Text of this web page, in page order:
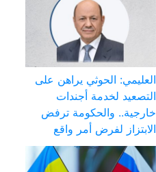
العليمي: الحوثي يراهن على
التصعيد لخدمة أجندات
خارجية.. والحكومة ترفض
الابتزاز لفرض أمر واقع